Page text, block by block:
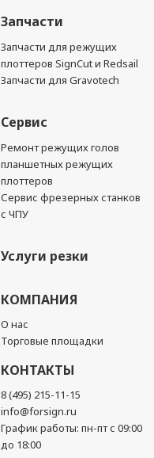
Запчасти
Запчасти для режущих
плоттеров SignCut и Redsail
Запчасти для Gravotech
Сервис
Ремонт режущих голов
планшетных режущих
плоттеров
Сервис фрезерных станков
с ЧПУ
Услуги резки
КОМПАНИЯ
О нас
Торговые площадки
КОНТАКТЫ
8 (495) 215-11-15
info@forsign.ru
График работы: пн-пт с 09:00
до 18:00